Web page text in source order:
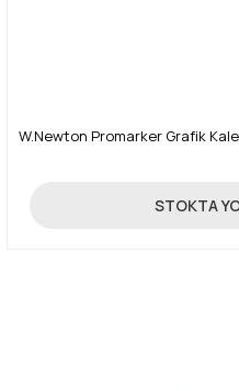
W.Newton Promarker Grafik
19,90 TL
STOKTA